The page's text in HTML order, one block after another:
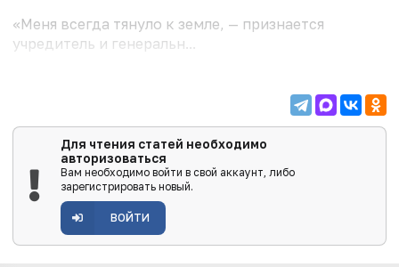
«Меня всегда тянуло к земле, — признается
учредитель и генеральн...
Для чтения статей необходимо
авторизоваться
Вам необходимо войти в свой аккаунт, либо
зарегистрировать новый.
ВОЙТИ